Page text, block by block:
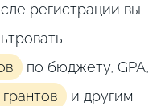
регистрации вы
по бюджету, GPA,
и другим